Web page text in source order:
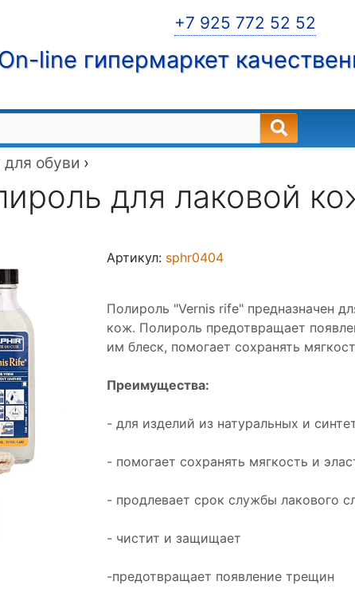
+7 925 772 52 52
line гипермаркет
для обуви ›
для лаковой
Артикул: sphr0404
Полироль "Vernis rife" предназначен
кож. Полироль предотвращает
им блеск, помогает сохранять
Преимущества:
- для изделий из натуральных и
- помогает сохранять мягкость и
- продлевает срок службы лакового
- чистит и защищает
-предотвращает появление трещин